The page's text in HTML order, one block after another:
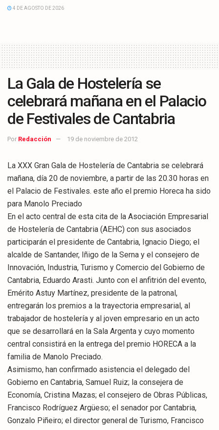
4 DE AGOSTO DE 2026
La Gala de Hostelería se
celebrará mañana en el Palacio
de Festivales de Cantabria
Por Redacción 19 de noviembre de 2012
La XXX Gran Gala de Hostelería de Cantabria se celebrará
mañana, día 20 de noviembre, a partir de las 20.30 horas en
el Palacio de Festivales. este año el premio Horeca ha sido
para Manolo Preciado
En el acto central de esta cita de la Asociación Empresarial
de Hostelería de Cantabria (AEHC) con sus asociados
participarán el presidente de Cantabria, Ignacio Diego; el
alcalde de Santander, Iñigo de la Serna y el consejero de
Innovación, Industria, Turismo y Comercio del Gobierno de
Cantabria, Eduardo Arasti. Junto con el anfitrión del evento,
Emérito Astuy Martínez, presidente de la patronal,
entregarán los premios a la trayectoria empresarial, al
trabajador de hostelería y al joven empresario en un acto
que se desarrollará en la Sala Argenta y cuyo momento
central consistirá en la entrega del premio HORECA a la
familia de Manolo Preciado.
Asimismo, han confirmado asistencia el delegado del
Gobierno en Cantabria, Samuel Ruiz; la consejera de
Economía, Cristina Mazas; el consejero de Obras Públicas,
Francisco Rodríguez Argüeso; el senador por Cantabria,
Gonzalo Piñeiro; el director general de Turismo, Francisco